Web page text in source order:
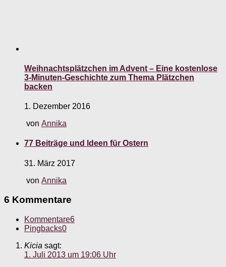
Weihnachtsplätzchen im Advent – Eine kostenlose
3-Minuten-Geschichte zum Thema Plätzchen
backen
1. Dezember 2016
von Annika
77 Beiträge und Ideen für Ostern
31. März 2017
von Annika
6 Kommentare
Kommentare6
Pingbacks0
Kicia sagt:
1. Juli 2013 um 19:06 Uhr